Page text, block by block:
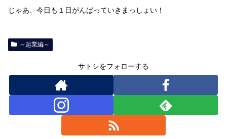
じゃあ、今日も１日がんばっていきまっしょい！
～起業編～
サトシをフォローする